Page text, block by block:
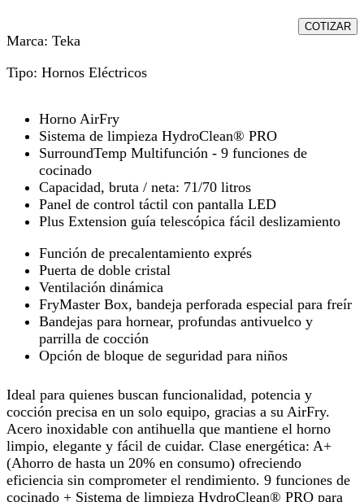
Marca: Teka
Tipo: Hornos Eléctricos
COTIZAR
Horno AirFry
Sistema de limpieza HydroClean® PRO
SurroundTemp Multifunción - 9 funciones de
cocinado
Capacidad, bruta / neta: 71/70 litros
Panel de control táctil con pantalla LED
Plus Extension guía telescópica fácil deslizamiento
Función de precalentamiento exprés
Puerta de doble cristal
Ventilación dinámica
FryMaster Box, bandeja perforada especial para freír
Bandejas para hornear, profundas antivuelco y
parrilla de cocción
Opción de bloque de seguridad para niños
Ideal para quienes buscan funcionalidad, potencia y
cocción precisa en un solo equipo, gracias a su AirFry.
Acero inoxidable con antihuella que mantiene el horno
limpio, elegante y fácil de cuidar. Clase energética: A+
(Ahorro de hasta un 20% en consumo) ofreciendo
eficiencia sin comprometer el rendimiento. 9 funciones de
cocinado + Sistema de limpieza HydroClean® PRO para